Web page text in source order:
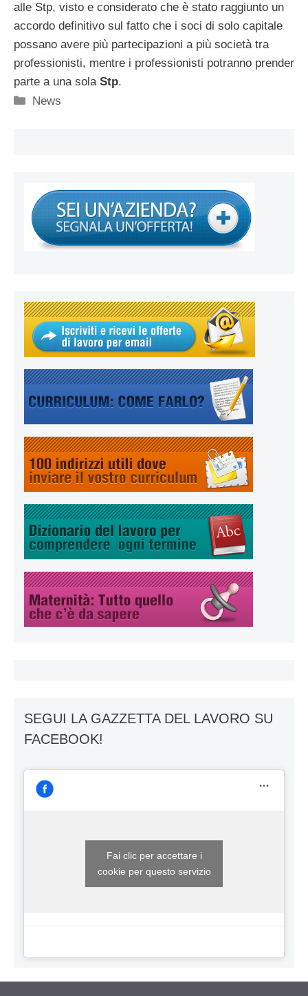
alle Stp, visto e considerato che è stato raggiunto un
accordo definitivo sul fatto che i soci di solo capitale
possano avere più partecipazioni a più società tra
professionisti, mentre i professionisti potranno prender
parte a una sola Stp.
Categorie
News
SEGUI LA GAZZETTA DEL LAVORO SU
FACEBOOK!
Fai clic per accettare i
cookie per questo servizio